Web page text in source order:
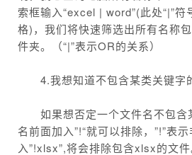
索框输入“excel | word”(此处“|”符
格)，我们将快速筛选出所有名称
件夹。（“|”表示OR的关系）
4.我想知道不包含某类关键字
如果想否定一个文件名不包含
名前面加入”!“就可以排除，”!”表
入”!xlsx”,将会排除包含xlsx的文